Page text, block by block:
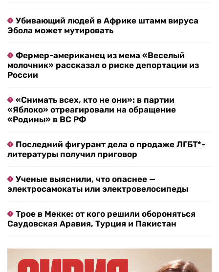
Убивающий людей в Африке штамм вируса
Эбола может мутировать
Фермер-американец из мема «Веселый
молочник» рассказал о риске депортации из
России
«Снимать всех, кто не они»: в партии
«Яблоко» отреагировали на обращение
«Родины» в ВС РФ
Последний фигурант дела о продаже ЛГБТ*-
литературы получил приговор
Ученые выяснили, что опаснее —
электросамокаты или электровелосипеды
Трое в Мекке: от кого решили обороняться
Саудовская Аравия, Турция и Пакистан